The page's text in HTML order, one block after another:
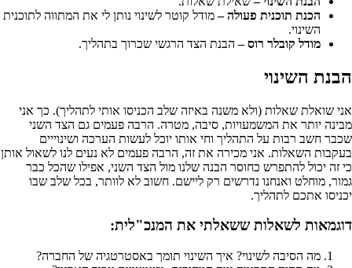
הכנת תוכנית פעולה –מודל קוטר לשינוי נותן לי את המתווה לתוכנית
השינוי.
מודל קובלר רוס –הבנת הצד הרגשי שכרוך בתהליך.
הבנת השינוי
אני שואלת שאלות (ולא משנה באיזה שלב הכניסו אותי לתהליך). כך אני
מבינה יותר את המשמעויות, סיבה, מטרה. הרבה פעמים גם הצד השני
שכבר חשב רבות על התהליך וחי אותו יוכל לעשות הערכה ושינוייים
בעקבות השאלות. אני מכירה את זה, הרבה פעמים לא נעים לנו לשאול אותן
כי זה יכול להתפרש כחוסר הבנה שלנו מול הצד השני, אפילו שהכל כבר
גמור, מוחלט ואנחנו נדרשים רק ליישם. חשוב לא לוותר, בכל שלב שבו
יכניסו אתכם לתהליך.
דוגמאות לשאלות ששאלתי את המנכ"לית:
מה הסיבה לשינוי? איך השינוי תומך באסטרטגיה של החברה?